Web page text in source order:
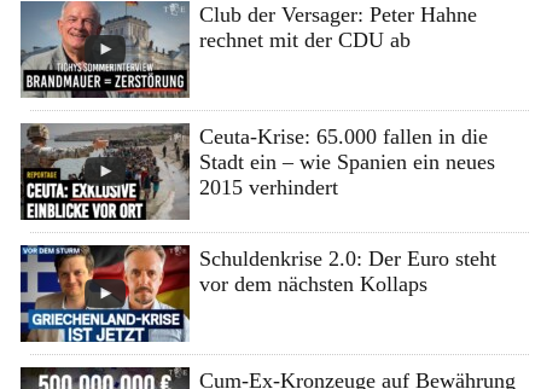
Club der Versager: Peter Hahne
rechnet mit der CDU ab
Ceuta-Krise: 65.000 fallen in die
Stadt ein – wie Spanien ein neues
2015 verhindert
Schuldenkrise 2.0: Der Euro steht
vor dem nächsten Kollaps
Cum-Ex-Kronzeuge auf Bewährung